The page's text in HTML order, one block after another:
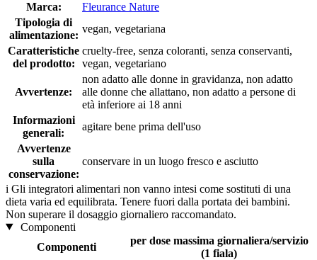
Marca:
Fleurance Nature
Tipologia di
alimentazione:
vegan, vegetariana
Caratteristiche
del prodotto:
cruelty-free, senza coloranti, senza conservanti,
vegan, vegetariano
Avvertenze:
non adatto alle donne in gravidanza, non adatto
alle donne che allattano, non adatto a persone di
età inferiore ai 18 anni
Informazioni
generali:
agitare bene prima dell'uso
Avvertenze
sulla
conservazione:
conservare in un luogo fresco e asciutto
i Gli integratori alimentari non vanno intesi come sostituti di una
dieta varia ed equilibrata. Tenere fuori dalla portata dei bambini.
Non superare il dosaggio giornaliero raccomandato.
Componenti
Componenti
per dose massima giornaliera/servizio
(1 fiala)